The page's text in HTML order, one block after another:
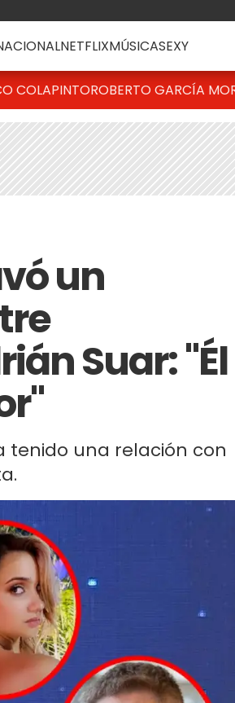
NETFLIXMÚSICASEXY
COLAPINTOROBERTO GARCÍA
un
Suar: "Él
tenido una relación con